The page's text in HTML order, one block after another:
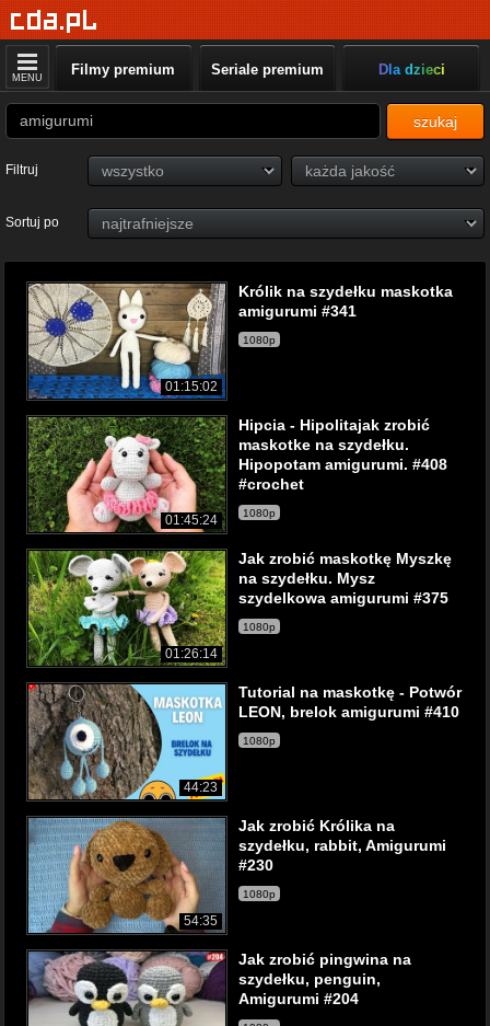
MENU Filmy premium Seriale premium Dla dzieci
szukaj
Filtruj
Sortuj po
01:15:02
Królik na szydełku maskotka
amigurumi #341
1080p
01:45:24
Hipcia - Hipolitajak zrobić
maskotke na szydełku.
Hipopotam amigurumi. #408
#crochet
1080p
01:26:14
Jak zrobić maskotkę Myszkę
na szydełku. Mysz
szydelkowa amigurumi #375
1080p
44:23
Tutorial na maskotkę - Potwór
LEON, brelok amigurumi #410
1080p
54:35
Jak zrobić Królika na
szydełku, rabbit, Amigurumi
#230
1080p
Jak zrobić pingwina na
szydełku, penguin,
Amigurumi #204